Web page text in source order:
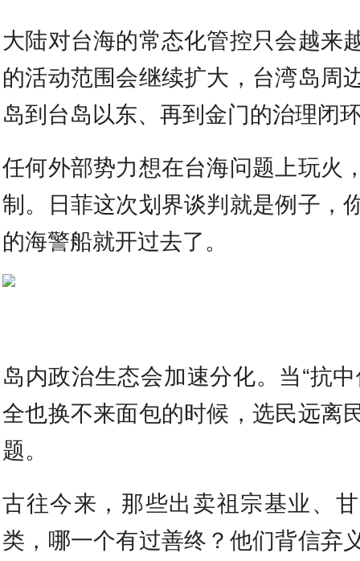
大陆对台海的常态化管控只会越来
的活动范围会继续扩大，台湾岛周
岛到台岛以东、再到金门的治理闭
任何外部势力想在台海问题上玩火
制。日菲这次划界谈判就是例子，
的海警船就开过去了。
岛内政治生态会加速分化。当“抗
全也换不来面包的时候，选民远离
题。
古往今来，那些出卖祖宗基业、
类，哪一个有过善终？他们背信弃